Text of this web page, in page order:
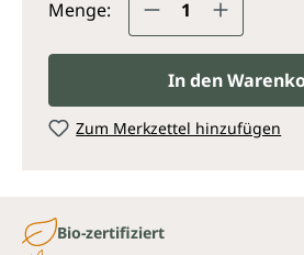
Menge:
In den
Zum Merkzettel hinzufügen
Bio-zertifiziert